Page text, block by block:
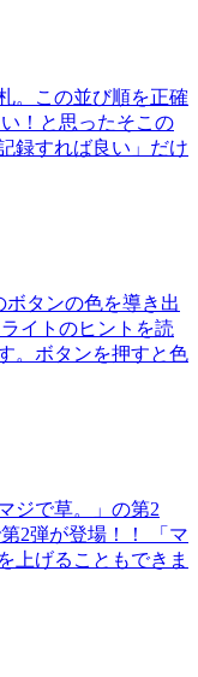
。この並び順を正確
！と思ったそこの
録すれば良い」だけ
ボタンの色を導き出
イトのヒントを読
。ボタンを押すと色
ジで草。」の第2
2弾が登場！！ 「マ
上げることもできま